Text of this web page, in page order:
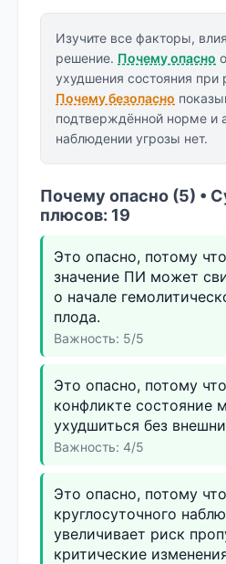
Изучите все факторы,
решение. Почему опасно
ухудшения состояния при
Почему безопасно
подтверждённой норме и
наблюдении угрозы нет.
Почему опасно (5) •
плюсов: 19
Это опасно, потому
значение ПИ может
о начале
плода.
Важность: 5/5
Это опасно, потому
конфликте состояние
ухудшиться без
Важность: 4/5
Это опасно, потому
круглосуточного
увеличивает риск
критические